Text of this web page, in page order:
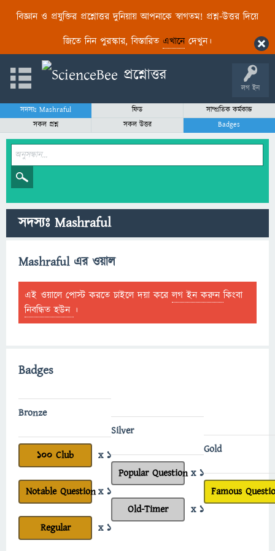
বিজ্ঞান ও প্রযুক্তির প্রশ্নোত্তর দুনিয়ায় আপনাকে স্বাগতম! প্রশ্ন-উত্তর দিয়ে
জিতে নিন পুরস্কার, বিস্তারিত এখানেদেখুন।
লগ ইন
সদস্যঃ Mashraful ফিড
সাম্প্রতিক কর্মকান্ড
সকল প্রশ্ন
সকল উত্তর Badges
সদস্যঃ Mashraful
Mashraful এর ওয়াল
এই ওয়ালে পোস্ট করতে চাইলে দয়া করেলগ ইন করুনকিংবা
নিবন্ধিত হউন ।
Badges
Bronze
100 Club x 1
Notable Questionx 1
Regular x 1
Silver
Popular Question x 1
Old-Timer x 1
Gold
Famous